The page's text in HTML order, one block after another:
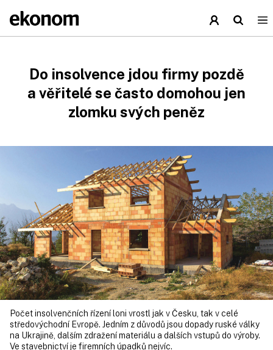
Do insolvence jdou firmy pozdě
a věřitelé se často domohou jen
zlomku svých peněz
Počet insolvenčních řízení loni vrostl jak v Česku, tak v celé
středovýchodní Evropě. Jedním z důvodů jsou dopady ruské války
na Ukrajině, dalším zdražení materiálu a dalších vstupů do výroby.
Ve stavebnictví je firemních úpadků nejvíc.